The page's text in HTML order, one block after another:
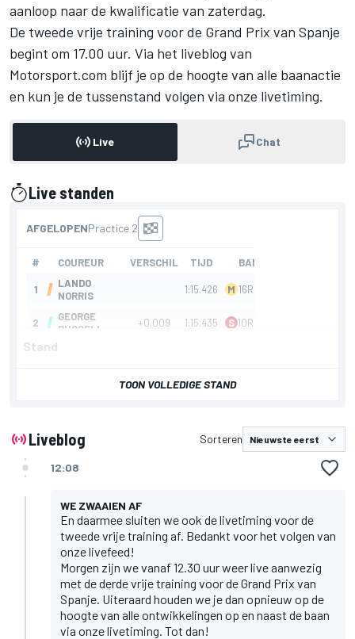
aanloop naar de kwalificatie van zaterdag.
De tweede vrije training voor de Grand Prix van Spanje
begint om 17.00 uur. Via het liveblog van
Motorsport.com blijf je op de hoogte van alle baanactie
en kun je de tussenstand volgen via onze livetiming.
Live Chat
Live standen
Stand
TOON VOLLEDIGE STAND
Liveblog Sorteren
12:08
WE ZWAAIEN AF
En daarmee sluiten we ook de livetiming voor de
tweede vrije training af. Bedankt voor het volgen van
onze livefeed!
Morgen zijn we vanaf 12.30 uur weer live aanwezig
met de derde vrije training voor de Grand Prix van
Spanje. Uiteraard houden we je dan opnieuw op de
hoogte van alle ontwikkelingen op en naast de baan
via onze livetiming. Tot dan!